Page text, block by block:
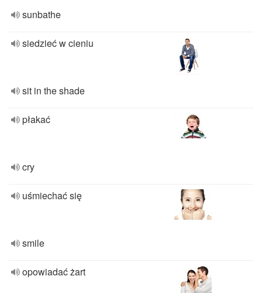
sunbathe
siedzieć w cieniu
sit in the shade
płakać
cry
uśmiechać się
smile
opowiadać żart